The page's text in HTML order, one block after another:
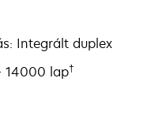
Integrált duplex
14000 lap†